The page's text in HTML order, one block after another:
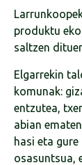
produktu
saltzen
Elgarrekin
komunak:
entzutea,
abian
hasi eta
osasuntsua,